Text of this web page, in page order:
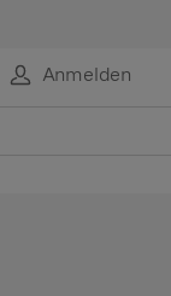
Anmelden